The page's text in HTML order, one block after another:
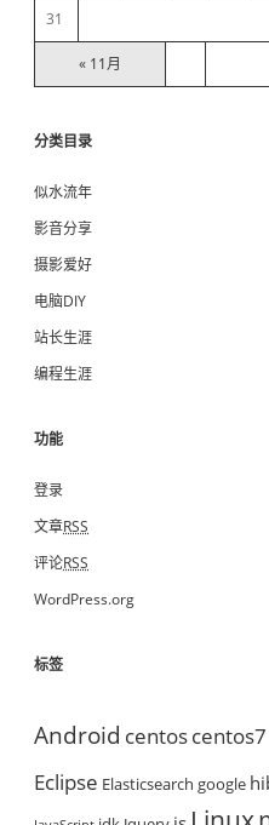
« 11月
31
分类目录
似水流年
影音分享
摄影爱好
电脑DIY
站长生涯
编程生涯
功能
登录
文章RSS
评论RSS
WordPress.org
标签
Android centoscentos7
Eclipse Elasticsearch google